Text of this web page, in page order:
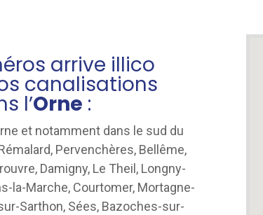
arrive illico
canalisations
l’Orne :
et notamment dans le sud du
Pervenchères, Bellême,
Damigny, Le Theil, Longny-
la-Marche, Courtomer, Mortagne-
Sarthon, Sées, Bazoches-sur-